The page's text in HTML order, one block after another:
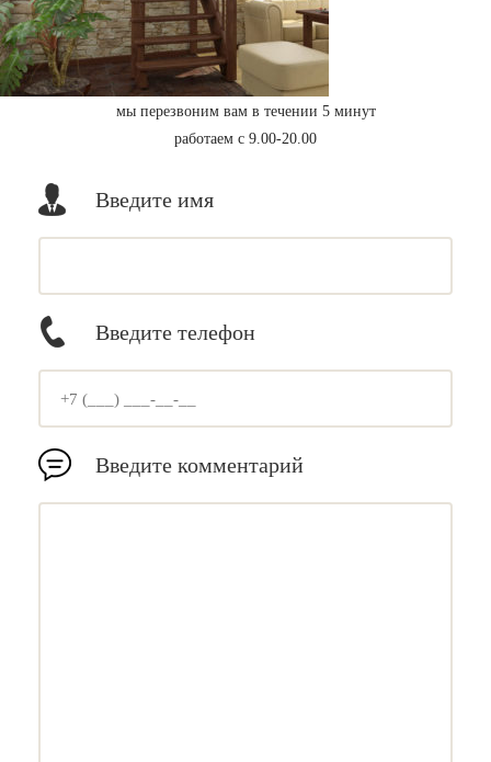
мы перезвоним вам в течении 5 минут
работаем с 9.00-20.00
Введите имя
Введите телефон
Введите комментарий